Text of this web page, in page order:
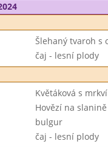
Šlehaný tvaroh s
čaj - lesní plody
Květáková s
Hovězí na slanině
bulgur
čaj - lesní plody